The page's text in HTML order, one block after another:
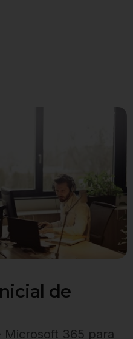
de
Microsoft 365 para